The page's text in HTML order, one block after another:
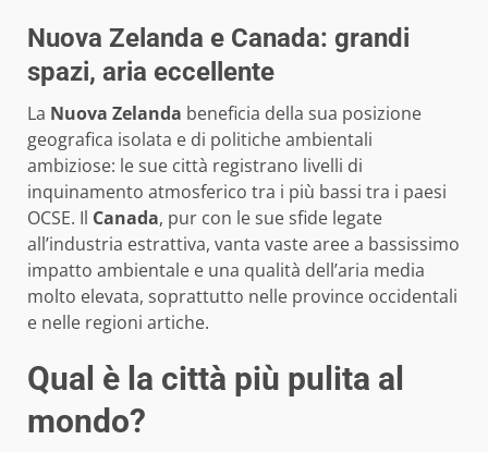
Nuova Zelanda e Canada: grandi
spazi, aria eccellente
La Nuova Zelanda beneficia della sua posizione
geografica isolata e di politiche ambientali
ambiziose: le sue città registrano livelli di
inquinamento atmosferico tra i più bassi tra i paesi
OCSE. Il Canada, pur con le sue sfide legate
all’industria estrattiva, vanta vaste aree a bassissimo
impatto ambientale e una qualità dell’aria media
molto elevata, soprattutto nelle province occidentali
e nelle regioni artiche.
Qual è la città più pulita al
mondo?